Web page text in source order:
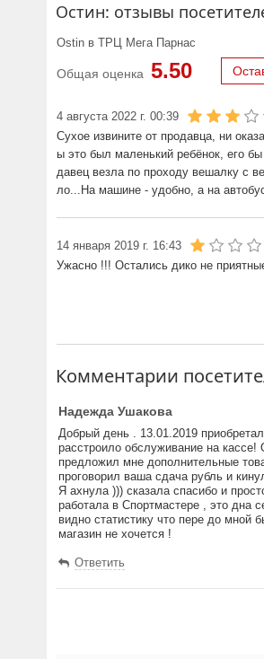
Остин: отзывы
Ostin в ТРЦ Мега Парнас
Общая оценка 5.50
4 августа 2022 г. 00:39
Сухое извините от продавца, ни
ы это был маленький ребёнок, его
давец везла по проходу вешалку с
ло...На машине - удобно, а на
14 января 2019 г. 16:43
Ужасно !!! Остались дико не
Комментарии
Надежда Ушакова
Добрый день . 13.01.2019
расстроило обслуживание на
предложил мне дополнительные
проговорил ваша сдача рубль и
Я ахнула ))) сказала спасибо и
работала в Спортмастере , это дна
видно статистику что пере до мной
магазин не хочется !
Ответить